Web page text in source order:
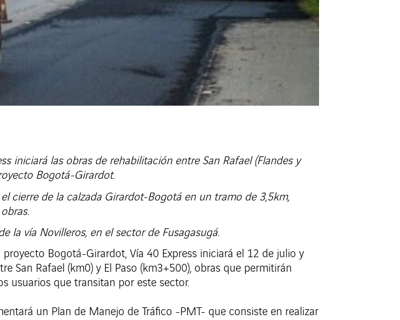
iniciará las obras de rehabilitación entre San Rafael (Flandes y
Bogotá-Girardot.
cierre de la calzada Girardot-Bogotá en un tramo de 3,5km,
la vía Novilleros, en el sector de Fusagasugá.
Bogotá-Girardot, Vía 40 Express iniciará el 12 de julio y
San Rafael (km0) y El Paso (km3+500), obras que permitirán
usuarios que transitan por este sector.
un Plan de Manejo de Tráfico -PMT- que consiste en realizar